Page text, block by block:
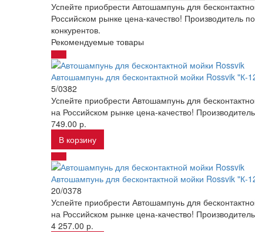
Успейте приобрести Автошампунь для
Российском рынке цена-качество! Производитель
конкурентов.
Рекомендуемые товары
Автошампунь для бесконтактной мойки Rossvik "К-
5/0382
Успейте приобрести Автошампунь для
на Российском рынке цена-качество!
749.00 р.
В корзину
Автошампунь для бесконтактной мойки Rossvik "К-
20/0378
Успейте приобрести Автошампунь для
на Российском рынке цена-качество!
4 257.00 р.